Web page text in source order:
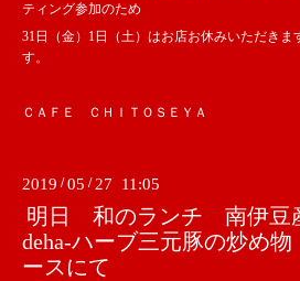
ティング参加のため
31日（金）1日（土）はお店お休みいただきま
す。
ＣＡＦＥ ＣＨＩＴＯＳＥＹＡ
2019 /05 / 27 11:05
明日 和のランチ 南伊豆
deha-ハーブ三元豚の炒め
ースにて